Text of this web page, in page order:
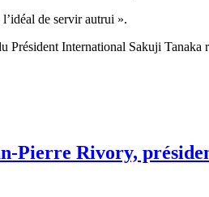
de servir autrui ».
Président International Sakuji Tanaka
Pierre Rivory,